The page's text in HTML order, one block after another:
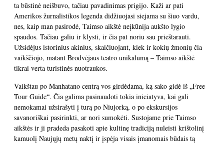
ta būstinė neišbuvo, tačiau pavadinimas prigijo. Kaži ar pati
Amerikos žurnalistikos legenda didžiuojasi siejama su šiuo vardu,
nes, kaip man pasirodė, Taimso aikštė neįkūnija aukšto lygio
spaudos. Tačiau galiu ir klysti, ir čia pat noriu sau prieštarauti.
Užsidėjus istorinius akinius, skaičiuojant, kiek ir kokių žmonių čia
vaikščiojo, matant Brodvėjaus teatro unikalumą – Taimso aikštė
tikrai verta turistinės nuotraukos.
Vaikštau po Manhatano centrą vos girdėdama, ką sako gidė iš „Free
Tour Guide“. Čia galima pasinaudoti tokia iniciatyva, kai gali
nemokamai užsirašyti į turą po Niujorką, o po ekskursijos
savanoriškai pasirinkti, ar nori sumokėti. Sustojame prie Taimso
aikštės ir ji pradeda pasakoti apie kultinę tradiciją nuleisti krištolinį
kamuolį Naujųjų metų naktį ir įspėja visais įmanomais būdais tą